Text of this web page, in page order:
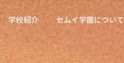
学校紹介 セムイ学園について
学校紹介
東海医療科学専門学校
セムイ学園について